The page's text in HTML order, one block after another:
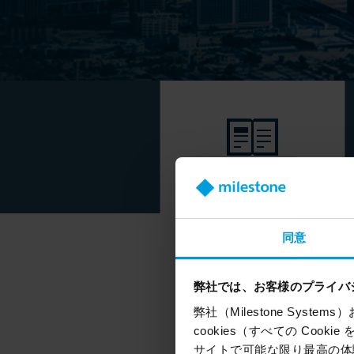
同意
弊社では、お客様のプライ
弊社（Milestone Systems）
cookies（すべての Cookie
サイトで可能な限り最高の
イベントのハイライト
Due to the success